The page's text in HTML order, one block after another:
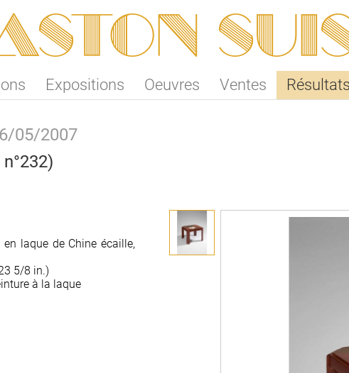
Expositions Oeuvres Ventes Résultats
05/2007
laque de Chine écaille,
5/8 in.)
à la laque